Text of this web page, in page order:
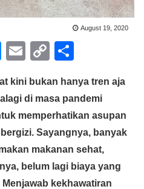
August 19, 2020
M
ss
e
n
g
er
E
ail
C
p
y
Li
n
k
ar
e
kini bukan hanya tren aja
di masa pandemi
memperhatikan asupan
Sayangnya, banyak
makanan sehat,
belum lagi biaya yang
kekhawatiran